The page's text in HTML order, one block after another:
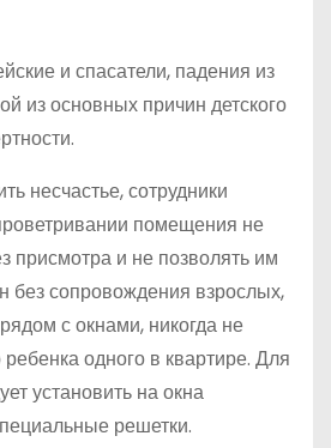
и спасатели, падения из
из основных причин детского
несчастье, сотрудники
помещения не
присмотра и не позволять им
без сопровождения взрослых,
с окнами, никогда не
одного в квартире. Для
установить на окна
решетки.